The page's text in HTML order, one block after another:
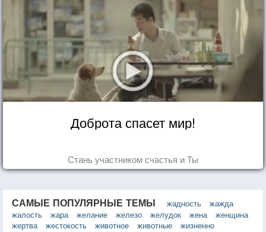
Доброта спасет мир!
Стань участником счастья и Ты
САМЫЕ ПОПУЛЯРНЫЕ ТЕМЫ жадность
жажда
жалость
жара желание железо желудок жена
женщина
жертва
жестокость животное животные
жизненно